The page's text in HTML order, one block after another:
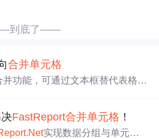
到底了——
合并单元格
功能，可通过文本框替代表格实
属性为Merge，再设置V
FastReport合并单元格 ！
.Net实现数据分组与单元格